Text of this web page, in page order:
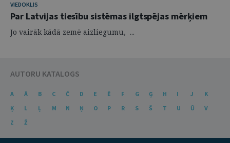
VIEDOKLIS
Par Latvijas tiesību sistēmas ilgtspējas mērķiem
Jo vairāk kādā zemē aizliegumu, ...
AUTORU KATALOGS
A Ā B C Č D E Ē F G Ģ H I J
K
Ķ
L Ļ M N Ņ O P R S Š T U Ū
V
Z
Ž